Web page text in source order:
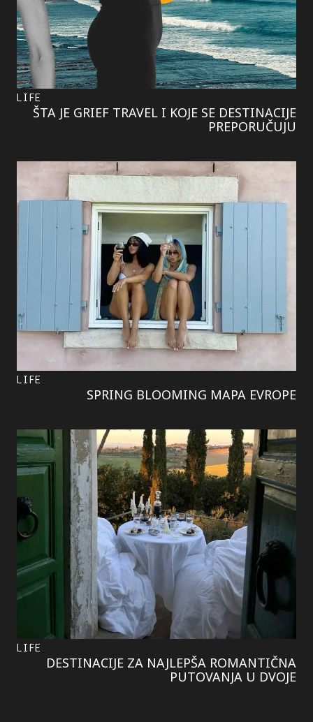
LIFE
ŠTA JE GRIEF TRAVEL I KOJE SE DESTINACIJE
PREPORUČUJU
LIFE
SPRING BLOOMING MAPA EVROPE
LIFE
DESTINACIJE ZA NAJLEPŠA ROMANTIČNA
PUTOVANJA U DVOJE